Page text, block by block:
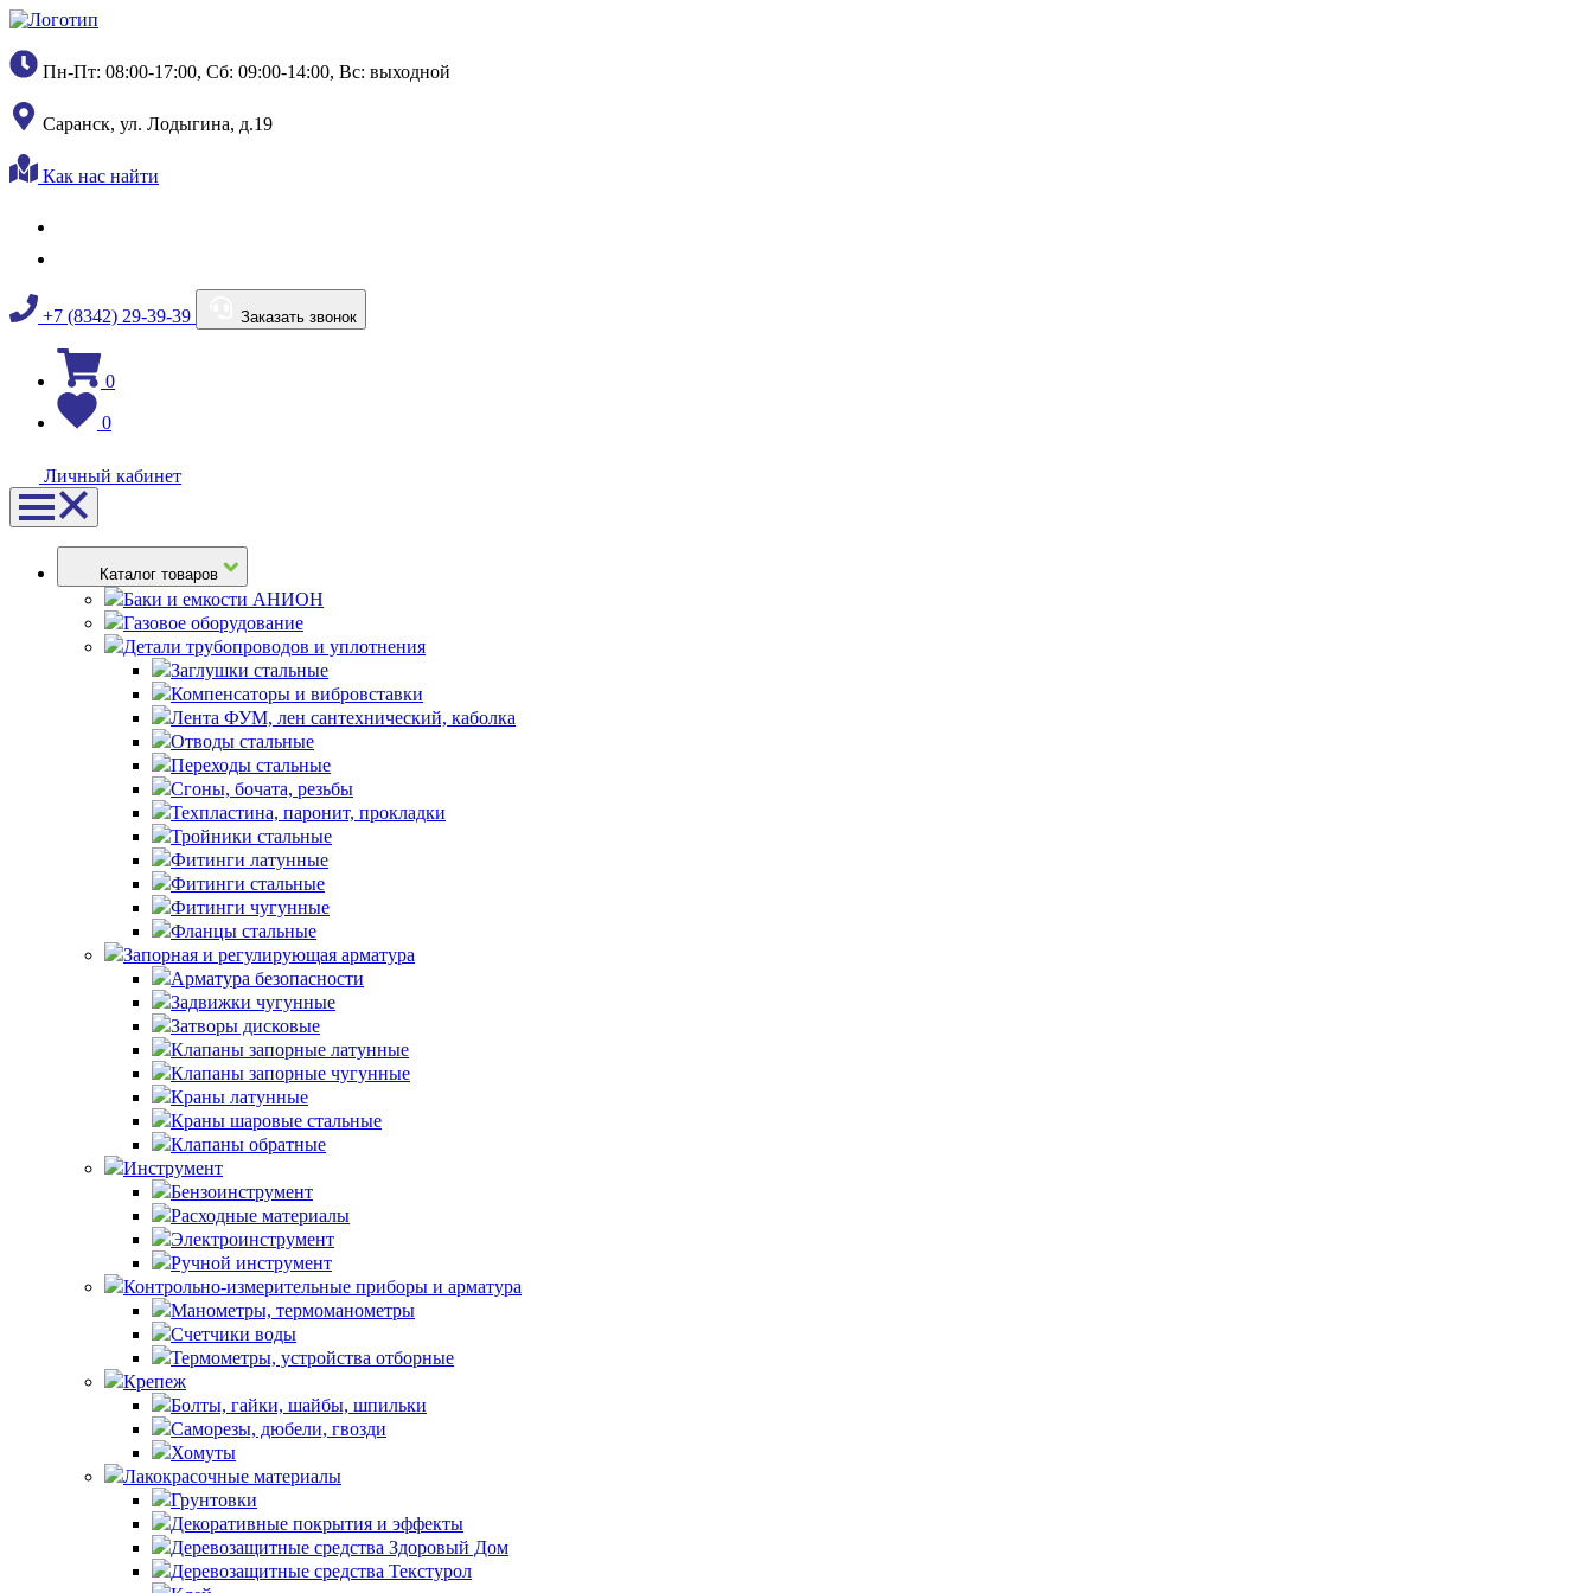
Пн-Пт: 08:00-17:00, Сб: 09:00-14:00, Вс: выходной
Саранск, ул. Лодыгина, д.19
Как нас найти
+7 (8342) 29-39-39 Заказать звонок
0
0
Личный кабинет
Каталог товаров
Баки и емкости АНИОН
Газовое оборудование
Детали трубопроводов и уплотнения
Заглушки стальные
Компенсаторы и вибровставки
Лента ФУМ, лен сантехнический, каболка
Отводы стальные
Переходы стальные
Сгоны, бочата, резьбы
Техпластина, паронит, прокладки
Тройники стальные
Фитинги латунные
Фитинги стальные
Фитинги чугунные
Фланцы стальные
Запорная и регулирующая арматура
Арматура безопасности
Задвижки чугунные
Затворы дисковые
Клапаны запорные латунные
Клапаны запорные чугунные
Краны латунные
Краны шаровые стальные
Клапаны обратные
Инструмент
Бензоинструмент
Расходные материалы
Электроинструмент
Ручной инструмент
Контрольно-измерительные приборы и арматура
Манометры, термоманометры
Счетчики воды
Термометры, устройства отборные
Крепеж
Болты, гайки, шайбы, шпильки
Саморезы, дюбели, гвозди
Хомуты
Лакокрасочные материалы
Грунтовки
Декоративные покрытия и эффекты
Деревозащитные средства Здоровый Дом
Деревозащитные средства Текстурол